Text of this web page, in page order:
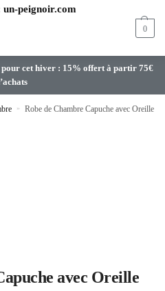
0
cet hiver : 15% offert à partir 75€
» Robe de Chambre Capuche avec Oreille
avec Oreille